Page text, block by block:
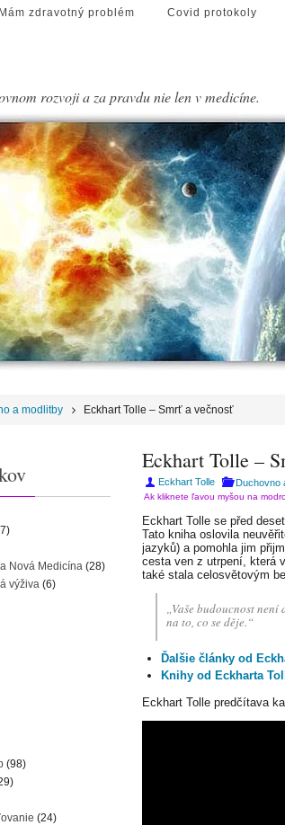
Mám zdravotný problém Covid protokoly
rozvoji a za pravdu nie len v medicíne.
a modlitby Eckhart Tolle – Smrť a večnosť
Eckhart Tolle –
Eckhart Tolle Duchovno
Ak kliknete ľavou myšou na
Eckhart Tolle se před
Tato kniha oslovila
jazyků) a pomohla jim
cesta ven z utrpení, která
také stala celosvětovým
„Vaše budoucnost není
na to, co se děje.“
Ďalšie články od
Knihy od Eckharta
Eckhart Tolle predčítava
Nová Medicína (28)
výživa (6)
(98)
(24)